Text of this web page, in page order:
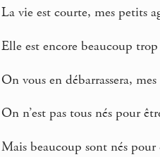
La vie est courte, mes petits
Elle est encore beaucoup
On vous en débarrassera,
On n’est pas tous nés pour
Mais beaucoup sont nés